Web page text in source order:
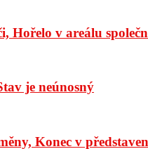
Hořelo v areálu
je neúnosný
Konec v